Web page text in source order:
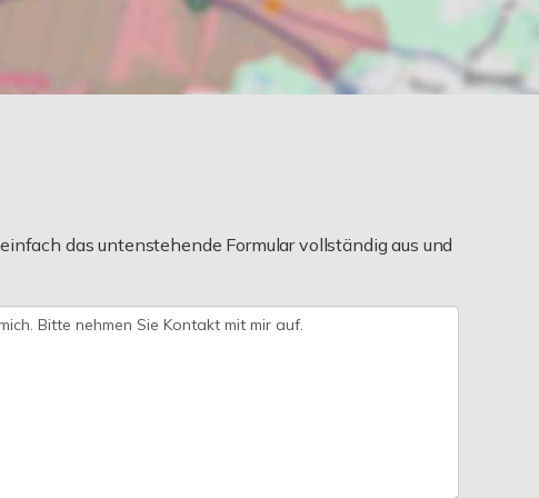
das untenstehende Formular vollständig aus und